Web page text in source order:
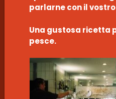
parlarne con il
Una gustosa ricetta
pesce.